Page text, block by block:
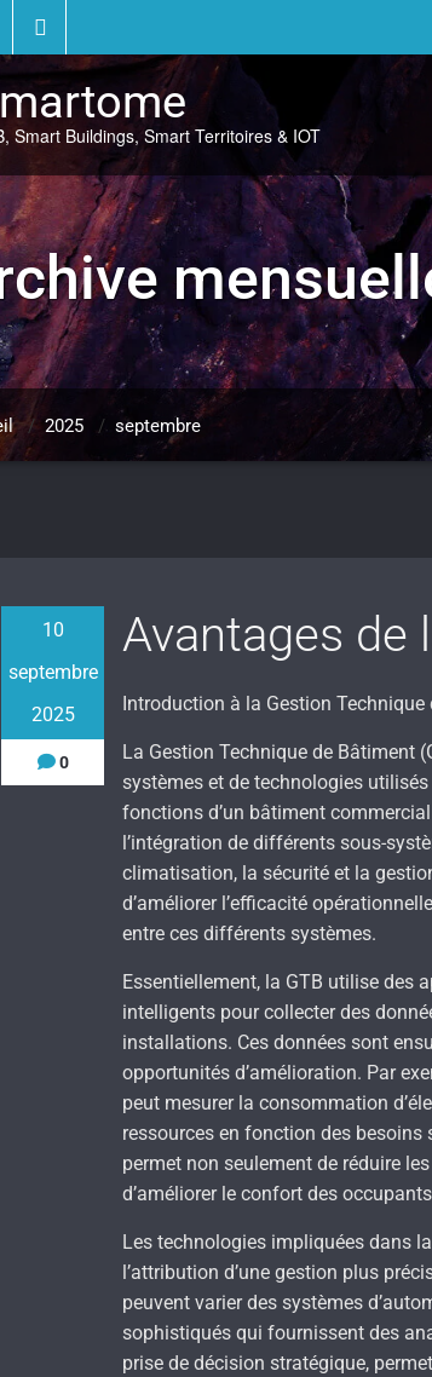
Smart Buildings, Smart Territoires & IOT
/ 2025 / septembre
10
septembre
2025
0
Avantages de
Introduction à la Gestion
La Gestion Technique de Bâtiment
systèmes et de technologies
fonctions d’un bâtiment
l’intégration de différents sous-
climatisation, la sécurité et la
d’améliorer l’efficacité
entre ces différents systèmes.
Essentiellement, la GTB utilise des
intelligents pour collecter des
installations. Ces données sont
opportunités d’amélioration. Par
peut mesurer la consommation
ressources en fonction des
permet non seulement de réduire
d’améliorer le confort des
Les technologies impliquées dans
l’attribution d’une gestion plus
peuvent varier des systèmes
sophistiqués qui fournissent des
prise de décision stratégique,